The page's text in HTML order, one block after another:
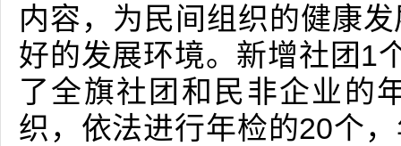
内容，为民间组织的健康
好的发展环境。新增社团1
了全旗社团和民非企业的
织，依法进行年检的20个